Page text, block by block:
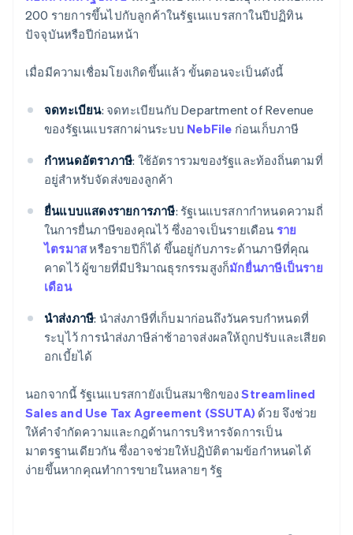
200 รายการขึ้นไปกับลูกค้าในรัฐเนแบรสกาในปีปฏิทิน
ปัจจุบันหรือปีก่อนหน้า
เมื่อมีความเชื่อมโยงเกิดขึ้นแล้ว ขั้นตอนจะเป็นดังนี้
จดทะเบียน: จดทะเบียนกับ Department of Revenue
ของรัฐเนแบรสกาผ่านระบบ NebFile ก่อนเก็บภาษี
กำหนดอัตราภาษี: ใช้อัตรารวมของรัฐและท้องถิ่นตามที่
อยู่สำหรับจัดส่งของลูกค้า
ยื่นแบบแสดงรายการภาษี: รัฐเนแบรสกากำหนดความถี่
ในการยื่นภาษีของคุณไว้ ซึ่งอาจเป็นรายเดือน ราย
ไตรมาสหรือรายปีก็ได้ ขึ้นอยู่กับภาระด้านภาษีที่คุณ
คาดไว้ ผู้ขายที่มีปริมาณธุรกรรมสูงก็มักยื่นภาษีเป็นราย
เดือน
นำส่งภาษี: นำส่งภาษีที่เก็บมาก่อนถึงวันครบกำหนดที่
ระบุไว้ การนำส่งภาษีล่าช้าอาจส่งผลให้ถูกปรับและเสียด
อกเบี้ยได้
นอกจากนี้ รัฐเนแบรสกายังเป็นสมาชิกของStreamlined
Sales and Use Tax Agreement (SSUTA) ด้วย จึงช่วย
ให้คำจำกัดความและกฎด้านการบริหารจัดการเป็น
มาตรฐานเดียวกัน ซึ่งอาจช่วยให้ปฏิบัติตามข้อกำหนดได้
ง่ายขึ้นหากคุณทำการขายในหลายๆ รัฐ